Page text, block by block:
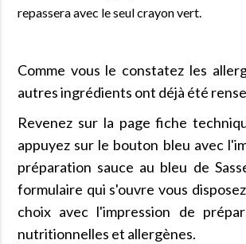
repassera avec le seul crayon vert.
Comme vous le constatez les
autres ingrédients ont déjà été
Revenez sur la page fiche
appuyez sur le bouton bleu avec
préparation sauce au bleu de
formulaire qui s'ouvre vous
choix avec l'impression de
nutritionnelles et allergènes.